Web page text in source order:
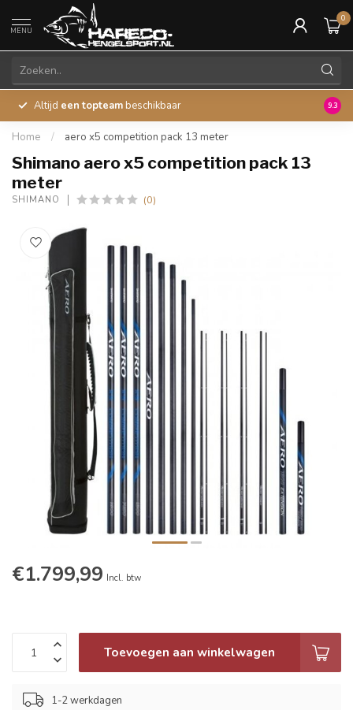
MENU
0
Altijd een topteam beschikbaar 45
9.3
Home / aero x5 competition pack 13 meter
Shimano aero x5 competition pack 13
meter
SHIMANO (0)
€1.799,99 Incl. btw
Toevoegen aan winkelwagen
1-2 werkdagen